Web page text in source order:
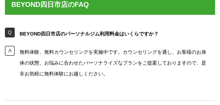
BEYOND四日市店のFAQ
BEYOND四日市店のパーソナルジム利用料金はいくらですか？
無料体験、無料カウンセリングを実施中です。カウンセリングを通し、お客様のお身
体の状態、お悩みに合わせたパーソナライズなプランをご提案しておりますので、是
非お気軽に無料体験にお越しください。